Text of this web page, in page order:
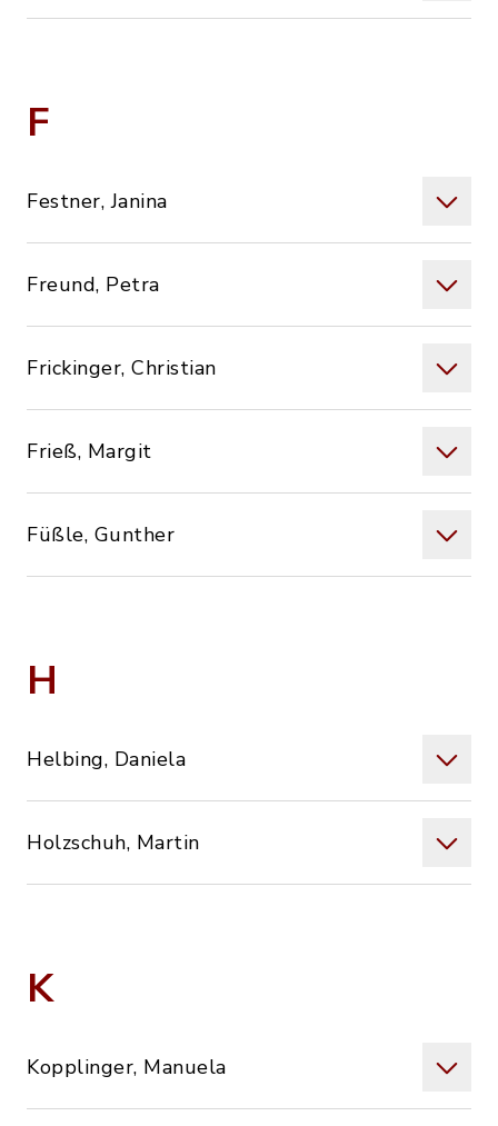
F
Festner, Janina
Freund, Petra
Frickinger, Christian
Frieß, Margit
Füßle, Gunther
H
Helbing, Daniela
Holzschuh, Martin
K
Kopplinger, Manuela